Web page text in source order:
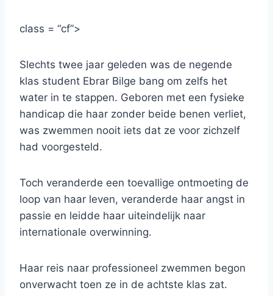
class = “cf”>
Slechts twee jaar geleden was de negende
klas student Ebrar Bilge bang om zelfs het
water in te stappen. Geboren met een fysieke
handicap die haar zonder beide benen verliet,
was zwemmen nooit iets dat ze voor zichzelf
had voorgesteld.
Toch veranderde een toevallige ontmoeting de
loop van haar leven, veranderde haar angst in
passie en leidde haar uiteindelijk naar
internationale overwinning.
Haar reis naar professioneel zwemmen begon
onverwacht toen ze in de achtste klas zat.